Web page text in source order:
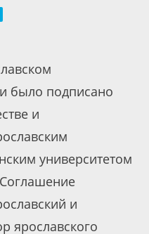
было подписано
и
университетом
и
ярославского